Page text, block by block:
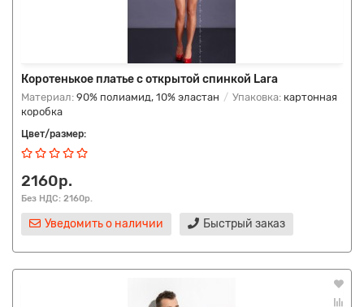
Коротенькое платье с открытой спинкой Lara
Материал: 90% полиамид, 10% эластан Упаковка: картонная
коробка
Цвет/размер:
2160р.
Без НДС: 2160р.
Уведомить о наличии Быстрый заказ